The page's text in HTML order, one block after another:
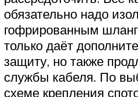
обязательно надо
гофрированным
только даёт
защиту, но также
службы кабеля. По
схеме крепления